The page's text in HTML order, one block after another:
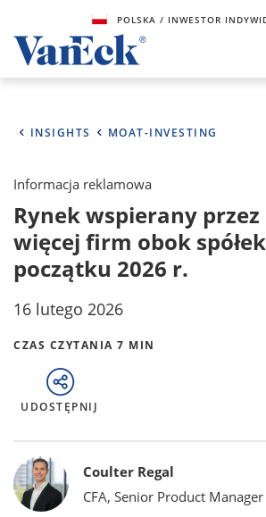
POLSKA/ INWESTOR
INSIGHTS MOAT-INVESTING
Informacja reklamowa
Rynek wspierany przez
więcej firm obok
początku 2026 r.
16 lutego 2026
CZAS CZYTANIA 7 MIN
UDOSTĘPNIJ
Bylines
Coulter Regal
CFA, Senior Product Manager